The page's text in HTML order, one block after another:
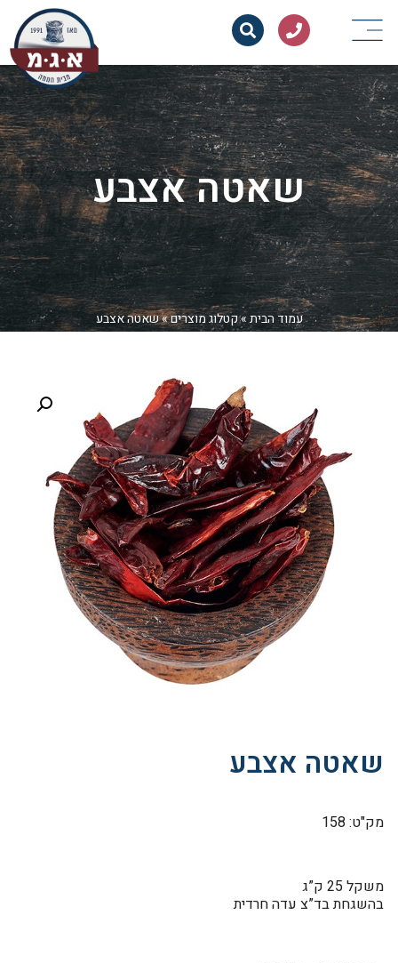
שאטה אצבע
עמוד הבית»קטלוג מוצרים»שאטה אצבע
שאטה אצבע
מק"ט: 158
משקל 25 ק”ג
בהשגחת בד”צ עדה חרדית